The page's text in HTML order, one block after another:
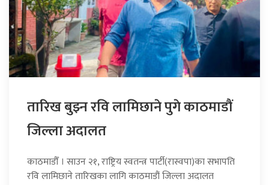
तारिख बुझ्न रवि लामिछाने पुगे काठमाडौं
जिल्ला अदालत
काठमाडौँ । साउन २१, राष्ट्रिय स्वतन्त्र पार्टी(रास्वपा)का सभापति
रवि लामिछाने तारिखका लागि काठमाडौं जिल्ला अदालत